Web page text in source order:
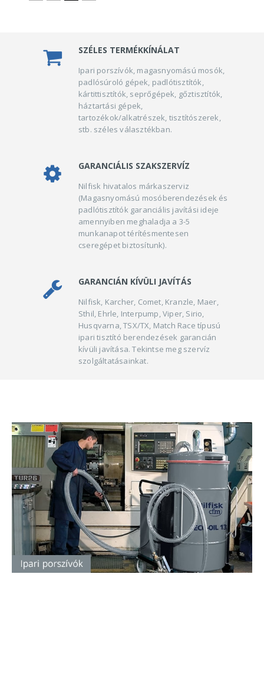
SZÉLES TERMÉKKÍNÁLAT
Ipari porszívók, magasnyomású mosók,
padlósúroló gépek, padlótisztítók,
kártittisztítók, seprőgépek, gőztisztítók,
háztartási gépek,
tartozékok/alkatrészek, tisztítószerek,
stb. széles választékban.
GARANCIÁLIS SZAKSZERVÍZ
Nilfisk hivatalos márkaszerviz
(Magasnyomású mosóberendezések és
padlótisztítók garanciális javítási ideje
amennyiben meghaladja a 3-5
munkanapot térítésmentesen
cseregépet biztosítunk).
GARANCIÁN KÍVÜLI JAVÍTÁS
Nilfisk, Karcher, Comet, Kranzle, Maer,
Sthil, Ehrle, Interpump, Viper, Sirio,
Husqvarna, TSX/TX, Match Race típusú
ipari tisztító berendezések garancián
kívüli javítása. Tekintse meg szervíz
szolgáltatásainkat.